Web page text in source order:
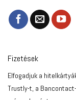
Fizetések
Elfogadjuk a
Trustly-t, a